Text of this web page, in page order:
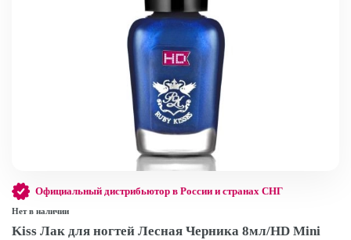
Официальный дистрибьютор в России и странах СНГ
Нет в наличии
Kiss Лак для ногтей Лесная Черника 8мл/HD Mini